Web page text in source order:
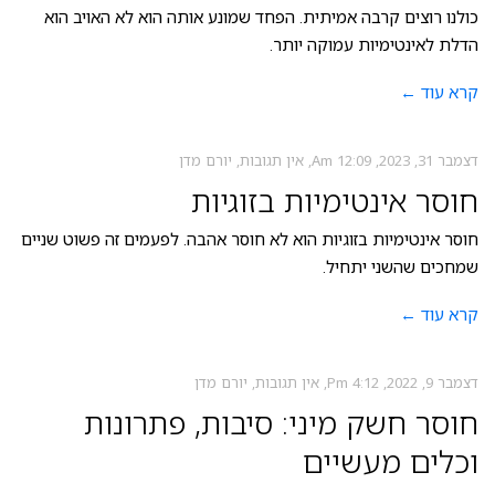
כולנו רוצים קרבה אמיתית. הפחד שמונע אותה הוא לא האויב הוא
הדלת לאינטימיות עמוקה יותר.
קרא עוד ←
דצמבר 31, 2023 12:09 Am אין תגובות יורם מדן
חוסר אינטימיות בזוגיות
חוסר אינטימיות בזוגיות הוא לא חוסר אהבה. לפעמים זה פשוט שניים
שמחכים שהשני יתחיל.
קרא עוד ←
דצמבר 9, 2022 4:12 Pm אין תגובות יורם מדן
חוסר חשק מיני: סיבות, פתרונות
וכלים מעשיים